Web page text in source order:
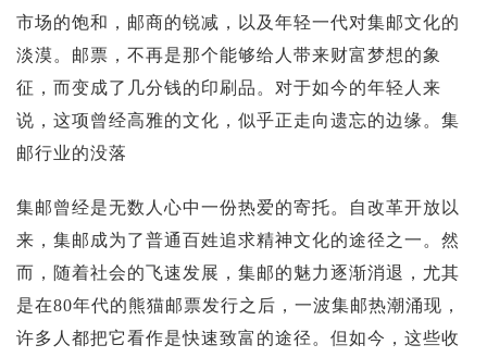
实战论坛
新品预告
集藏资讯
市场的饱和，邮商的锐减，以及年轻一代对集邮文化的
淡漠。邮票，不再是那个能够给人带来财富梦想的象
征，而变成了几分钱的印刷品。对于如今的年轻人来
说，这项曾经高雅的文化，似乎正走向遗忘的边缘。集
邮行业的没落
集邮曾经是无数人心中一份热爱的寄托。自改革开放以
来，集邮成为了普通百姓追求精神文化的途径之一。然
而，随着社会的飞速发展，集邮的魅力逐渐消退，尤其
是在80年代的熊猫邮票发行之后，一波集邮热潮涌现，
许多人都把它看作是快速致富的途径。但如今，这些收